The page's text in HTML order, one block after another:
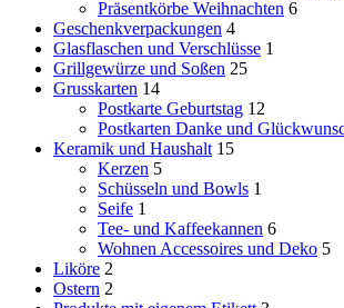
Präsentkörbe Weihnachten 6
Geschenkverpackungen 4
Glasflaschen und Verschlüsse 1
Grillgewürze und Soßen 25
Grusskarten 14
Postkarte Geburtstag 12
Postkarten Danke und
Keramik und Haushalt 15
Kerzen 5
Schüsseln und Bowls 1
Seife 1
Tee- und Kaffeekannen 6
Wohnen Accessoires und Deko 5
Liköre 2
Ostern 2